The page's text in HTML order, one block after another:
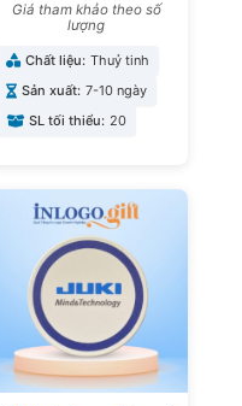
Giá tham khảo theo số
lượng
Chất liệu: Thuỷ tinh
Sản xuất: 7-10 ngày
SL tối thiểu: 20